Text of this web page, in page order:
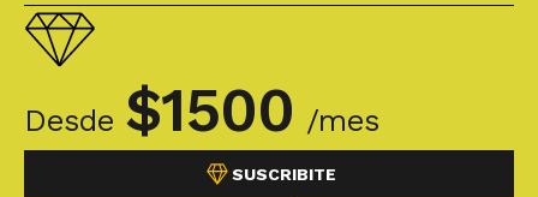
Desde $1500 /mes
SUSCRIBITE